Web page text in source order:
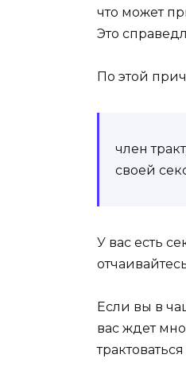
что может
Это
По этой
член
своей
У вас есть
Если вы в
вас ждет